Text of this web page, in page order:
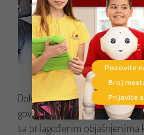
Doktorka Čvorović ističe da je
govoriti kako stoje stvari, bez
sa prilagođenim objašnjenjima
Pozovite
Broj
Prijavite